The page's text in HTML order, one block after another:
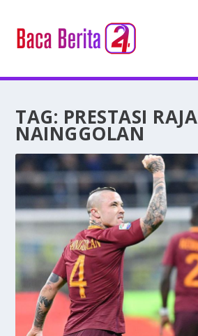
TAG: PRESTASI RAJA
NAINGGOLAN